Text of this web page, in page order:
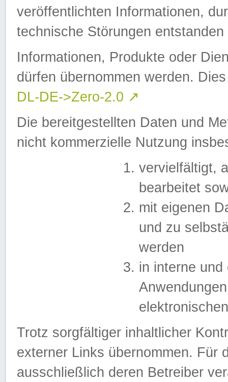
veröffentlichten Informationen,
technische Störungen
Informationen, Produkte oder
dürfen übernommen werden.
DL-DE->Zero-2.0 ↗
Die bereitgestellten Daten und
nicht kommerzielle Nutzung
vervielfältigt,
bearbeitet
mit eigenen
und zu
werden
in interne
Trotz sorgfältiger inhaltlicher
externer Links übernommen. Für
ausschließlich deren Betreiber